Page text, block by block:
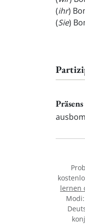
(ihr)
(Sie)
Präsens
lernen